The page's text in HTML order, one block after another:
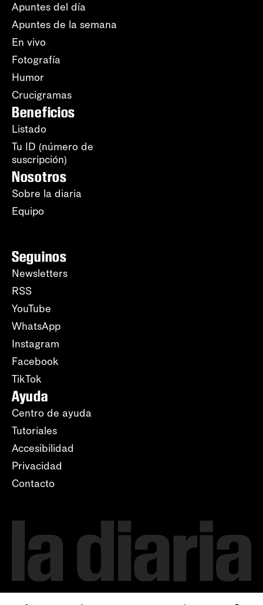
Apuntes del día
Apuntes de la semana
En vivo
Fotografía
Humor
Crucigramas
Beneficios
Listado
Tu ID (número de
suscripción)
Nosotros
Sobre la diaria
Equipo
Seguinos
Newsletters
RSS
YouTube
WhatsApp
Instagram
Facebook
TikTok
Ayuda
Centro de ayuda
Tutoriales
Accesibilidad
Privacidad
Contacto